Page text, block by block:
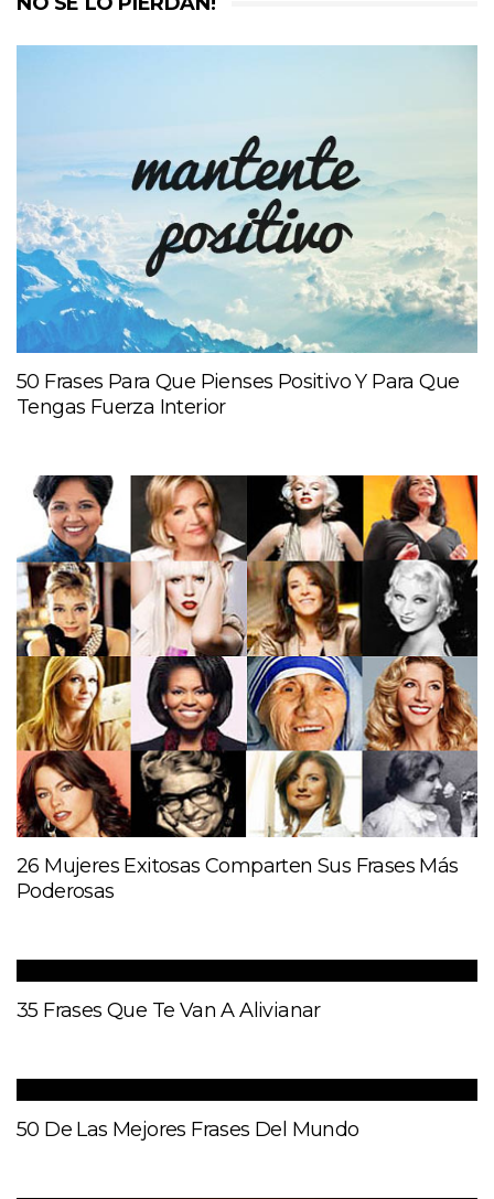
50 Frases Para Que Pienses Positivo Y Para Que
Tengas Fuerza Interior
26 Mujeres Exitosas Comparten Sus Frases Más
Poderosas
35 Frases Que Te Van A Alivianar
50 De Las Mejores Frases Del Mundo